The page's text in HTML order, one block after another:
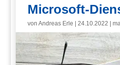
Microsoft-
vonAndreas Erle |24.10.2022 |